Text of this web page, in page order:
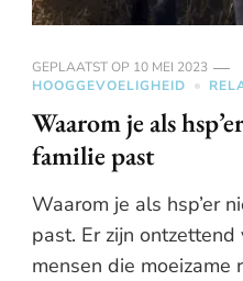
GEPLAATST OP 10 MEI 2023
HOOGGEVOELIGHEID
Waarom je als
familie past
Waarom je als hsp’er
past. Er zijn
mensen die moeizame